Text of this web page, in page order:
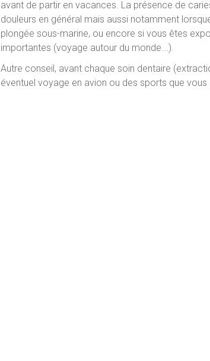
avant de partir en vacances. La présence de
douleurs en général mais aussi notamment
plongée sous-marine, ou encore si vous êtes
importantes (voyage autour du monde...).
Autre conseil, avant chaque soin dentaire
éventuel voyage en avion ou des sports que